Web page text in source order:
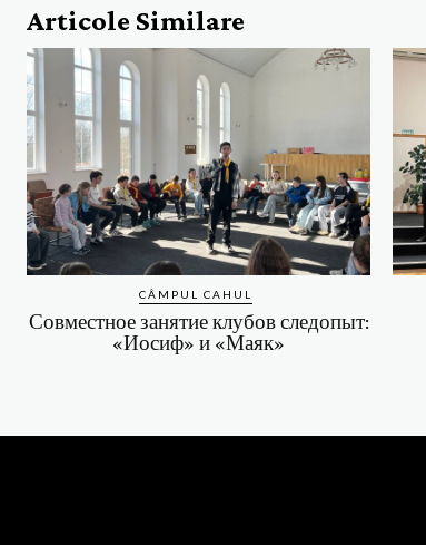
Articole Similare
CÂMPUL CAHUL
Совместное занятие клубов следопыт:
«Иосиф» и «Маяк»